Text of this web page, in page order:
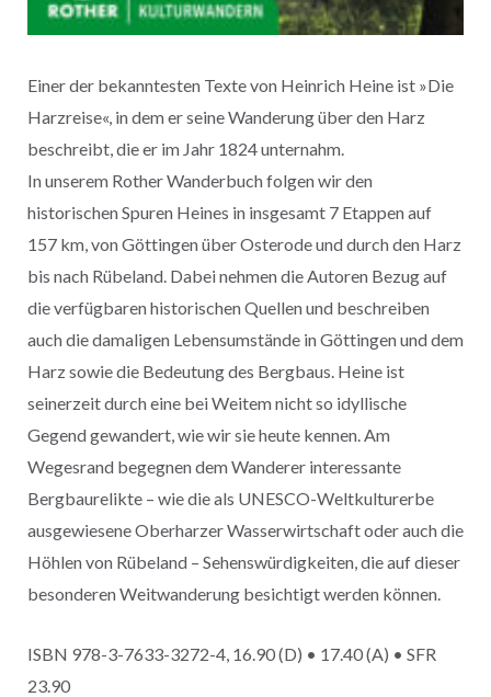
Einer der bekanntesten Texte von Heinrich Heine ist »Die
Harzreise«, in dem er seine Wanderung über den Harz
beschreibt, die er im Jahr 1824 unternahm.
In unserem Rother Wanderbuch folgen wir den
historischen Spuren Heines in insgesamt 7 Etappen auf
157 km, von Göttingen über Osterode und durch den Harz
bis nach Rübeland. Dabei nehmen die Autoren Bezug auf
die verfügbaren historischen Quellen und beschreiben
auch die damaligen Lebensumstände in Göttingen und dem
Harz sowie die Bedeutung des Bergbaus. Heine ist
seinerzeit durch eine bei Weitem nicht so idyllische
Gegend gewandert, wie wir sie heute kennen. Am
Wegesrand begegnen dem Wanderer interessante
Bergbaurelikte – wie die als UNESCO-Weltkulturerbe
ausgewiesene Oberharzer Wasserwirtschaft oder auch die
Höhlen von Rübeland – Sehenswürdigkeiten, die auf dieser
besonderen Weitwanderung besichtigt werden können.
ISBN 978-3-7633-3272-4, 16.90 (D) • 17.40 (A) • SFR
23.90